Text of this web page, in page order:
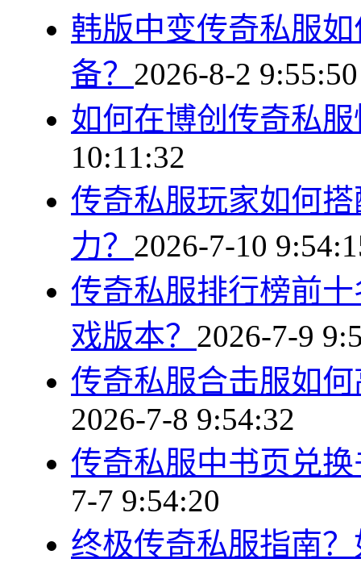
韩版中变传奇私服
备？ 2026-8-2 9:55:50
如何在博创传奇私
10:11:32
传奇私服玩家如何
力？ 2026-7-10
传奇私服排行榜前
戏版本？ 2026-7-9
传奇私服合击服如
2026-7-8 9:54:32
传奇私服中书页兑
7-7 9:54:20
终极传奇私服指南